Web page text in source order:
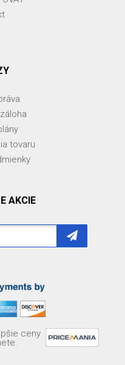
tovaru
AKCIE